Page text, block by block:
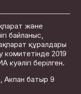
және
байланыс,
құралдары
комитетінде 2019
берілген.
батыр 9